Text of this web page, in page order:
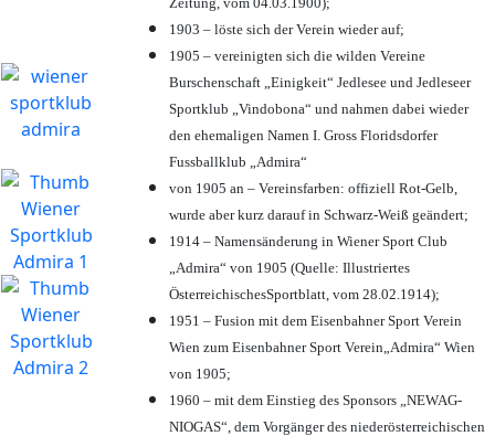
1903 – löste sich der Verein wieder auf;
1905 – vereinigten sich die wilden Vereine
Burschenschaft „Einigkeit“ Jedlesee und Jedleseer
Sportklub „Vindobona“ und nahmen dabei wieder
den ehemaligen Namen I. Gross Floridsdorfer
Fussballklub „Admira“
von 1905 an – Vereinsfarben: offiziell Rot-Gelb,
wurde aber kurz darauf in Schwarz-Weiß geändert;
1914 – Namensänderung in Wiener Sport Club
„Admira“ von 1905 (Quelle: Illustriertes
ÖsterreichischesSportblatt, vom 28.02.1914);
1951 – Fusion mit dem Eisenbahner Sport Verein
Wien zum Eisenbahner Sport Verein„Admira“ Wien
von 1905;
1960 – mit dem Einstieg des Sponsors „NEWAG-
NIOGAS“, dem Vorgänger des niederösterreichischen